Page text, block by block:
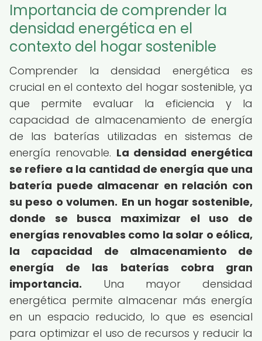
Importancia de comprender la
densidad energética en el
contexto del hogar sostenible
Comprender la densidad energética es
crucial en el contexto del hogar sostenible, ya
que permite evaluar la eficiencia y la
capacidad de almacenamiento de energía
de las baterías utilizadas en sistemas de
energía renovable. La densidad energética
se refiere a la cantidad de energía que una
batería puede almacenar en relación con
su peso o volumen. En un hogar sostenible,
donde se busca maximizar el uso de
energías renovables como la solar o eólica,
la capacidad de almacenamiento de
energía de las baterías cobra gran
importancia. Una mayor densidad
energética permite almacenar más energía
en un espacio reducido, lo que es esencial
para optimizar el uso de recursos y reducir la